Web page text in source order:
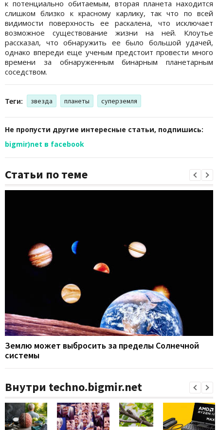
к потенциально обитаемым, вторая планета находится
слишком близко к красному карлику, так что по всей
видимости поверхность ее раскалена, что исключает
возможное существование жизни на ней. Клоутье
рассказал, что обнаружить ее было большой удачей,
однако впереди еще ученым предстоит провести много
времени за обнаруженным бинарным планетарным
соседством.
Теги: звезда планеты суперземля
Не пропусти другие интересные статьи, подпишись:
bigmir)net в facebook
Статьи по теме
Землю может выбросить за пределы Солнечной
системы
Внутри techno.bigmir.net